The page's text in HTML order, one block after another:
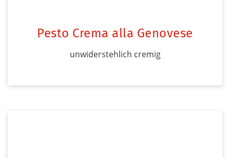
Pesto Crema alla Genovese
unwiderstehlich cremig